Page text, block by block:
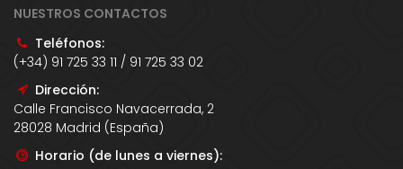
NUESTROS CONTACTOS
Teléfonos:
(+34) 91 725 33 11 / 91 725 33 02
Dirección:
Calle Francisco Navacerrada, 2
28028 Madrid (España)
Horario (de lunes a viernes):